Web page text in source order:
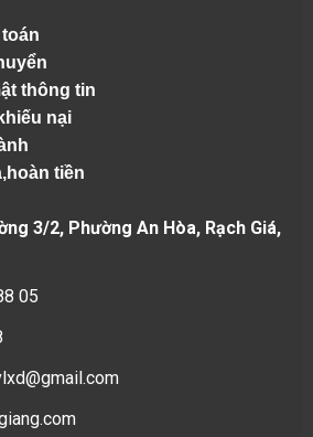
thông tin
nại
tiền
3/2, Phường An Hòa, Rạch Giá,
05